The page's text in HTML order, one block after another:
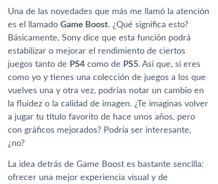
Una de las novedades que más me llamó la atención
es el llamado Game Boost. ¿Qué significa esto?
Básicamente, Sony dice que esta función podrá
estabilizar o mejorar el rendimiento de ciertos
juegos tanto de PS4 como de PS5. Así que, si eres
como yo y tienes una colección de juegos a los que
vuelves una y otra vez, podrías notar un cambio en
la fluidez o la calidad de imagen. ¿Te imaginas volver
a jugar tu título favorito de hace unos años, pero
con gráficos mejorados? Podría ser interesante,
¿no?
La idea detrás de Game Boost es bastante sencilla:
ofrecer una mejor experiencia visual y de